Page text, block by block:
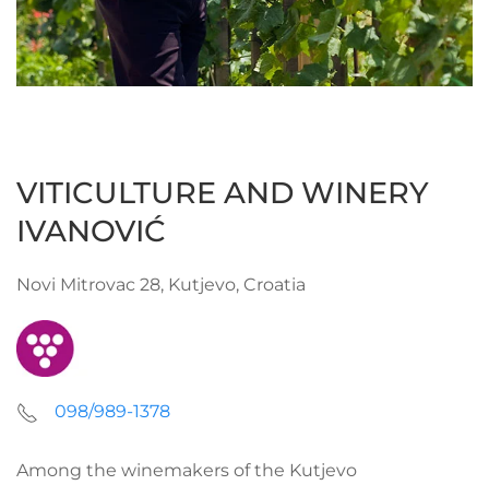
VITICULTURE AND WINERY
IVANOVIĆ
Novi Mitrovac 28, Kutjevo, Croatia
098/989-1378
Among the winemakers of the Kutjevo